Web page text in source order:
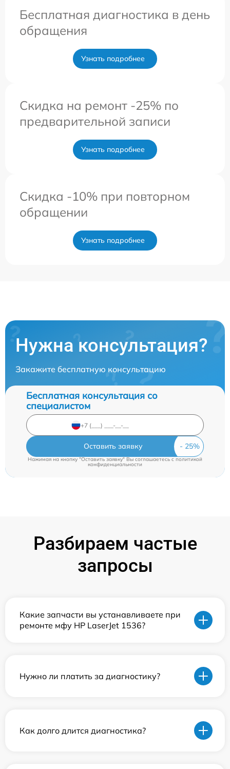
Бесплатная диагностика в день
обращения
Узнать подробнее
Скидка на ремонт -25% по
предварительной записи
Узнать подробнее
Скидка -10% при повторном
обращении
Узнать подробнее
Нужна консультация?
Закажите бесплатную консультацию
Бесплатная консультация со
специалистом
Оставить заявку
Нажимая на кнопку "Оставить заявку" Вы соглашаетесь c политикой
конфиденциальности
Разбираем частые
запросы
Какие запчасти вы устанавливаете при
ремонте мфу HP LaserJet 1536?
Нужно ли платить за диагностику?
Как долго длится диагностика?